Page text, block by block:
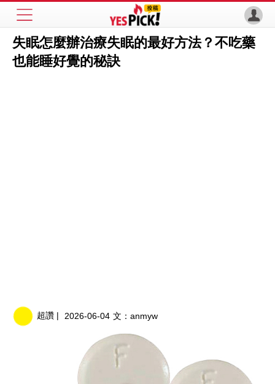
失眠怎麼辦治療失眠的最好方法？不吃藥
也能睡好覺的秘訣
超讚 | 2026-06-04 文： anmyw